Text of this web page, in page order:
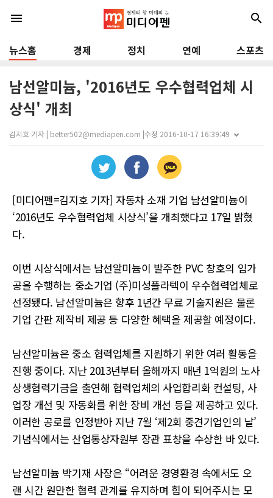
menu search
뉴스홈 경제 정치 연예 스포츠
남선알미늄, '2016년도 우수협력업체 시
상식' 개최
김지호 기자 | better502@mediapen.com |수정 2016-10-17 16:39:49
[미디어펜=김지호 기자] 자동차 소재 기업 남선알미늄이
‘2016년도 우수협력업체 시상식’을 개최했다고 17일 밝혔
다.
이번 시상식에서는 남선알미늄이 발주한 PVC 창호의 임가
공을 수행하는 중소기업 (주)미성플라텍이 우수협력업체로
선정됐다. 남선알미늄은 향후 1년간 무료 기술지원은 물론
기업 간판 제작비 제공 등 다양한 혜택을 제공할 예정이다.
남선알미늄은 중소 협력업체를 지원하기 위한 여러 활동을
진행 중이다. 지난 2013년부터 올해까지 매년 1억원의 노사
상생협력기금을 출연해 협력업체의 사업합리화 컨설팅, 사
업장 개선 및 자동화를 위한 장비 개선 등을 제공하고 있다.
이러한 공로를 인정받아 지난 7월 ‘제2회 중견기업인의 날’
기념식에서는 산업통상자원부 장관 표창을 수상한 바 있다.
남선알미늄 박기재 사장은 “어려운 경영환경 속에서도 오
랜 시간 원만한 협력 관계를 유지하며 힘이 되어주시는 모